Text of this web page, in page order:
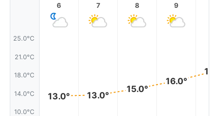
25.0°C
21.0°C
18.0°C
14.0°C
10.0°C
6
13.0°
7
13.0°
8
15.0°
9
16.0°